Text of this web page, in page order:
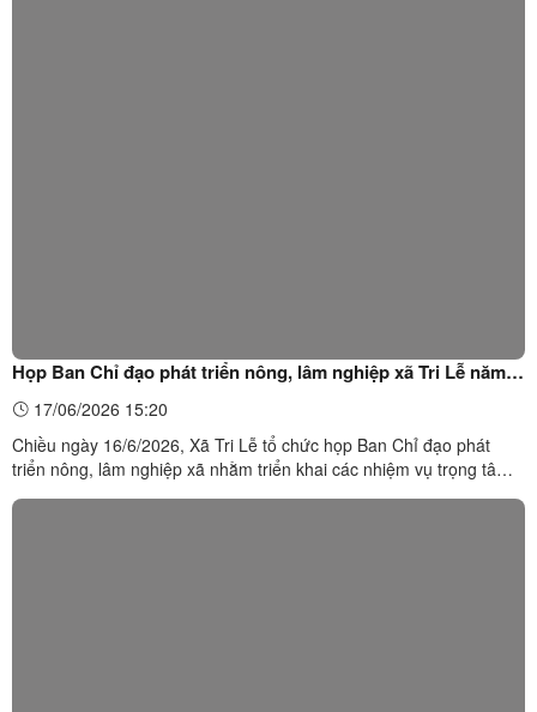
Họp Ban Chỉ đạo phát triển nông, lâm nghiệp xã Tri Lễ năm
202617/06/2026 15:20
Chiều ngày 16/6/2026, Xã Tri Lễ tổ chức họp Ban Chỉ đạo phát
triển nông, lâm nghiệp xã nhằm triển khai các nhiệm vụ trọng tâm